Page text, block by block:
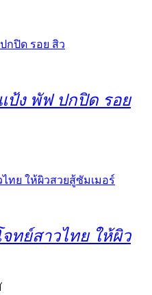
ป้ง พัฟ ปกปิด รอย
ทย์สาวไทย ให้ผิว